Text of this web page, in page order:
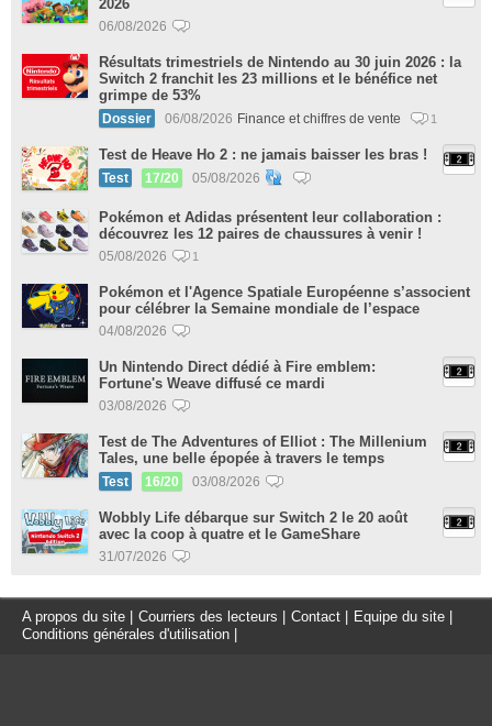
2026
06/08/2026
Résultats trimestriels de Nintendo au 30 juin 2026 : la
Switch 2 franchit les 23 millions et le bénéfice net
grimpe de 53%
Dossier 06/08/2026 Finance et chiffres de vente 1
Test de Heave Ho 2 : ne jamais baisser les bras !
Test 17/20 05/08/2026
Pokémon et Adidas présentent leur collaboration :
découvrez les 12 paires de chaussures à venir !
05/08/2026 1
Pokémon et l'Agence Spatiale Européenne s’associent
pour célébrer la Semaine mondiale de l’espace
04/08/2026
Un Nintendo Direct dédié à Fire emblem:
Fortune's Weave diffusé ce mardi
03/08/2026
Test de The Adventures of Elliot : The Millenium
Tales, une belle épopée à travers le temps
Test 16/20 03/08/2026
Wobbly Life débarque sur Switch 2 le 20 août
avec la coop à quatre et le GameShare
31/07/2026
A propos du site Courriers des lecteurs Contact Equipe du site
Conditions générales d'utilisation